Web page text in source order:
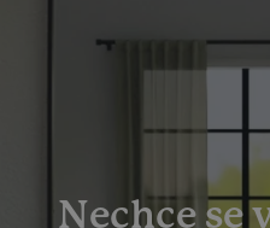
Nechce se